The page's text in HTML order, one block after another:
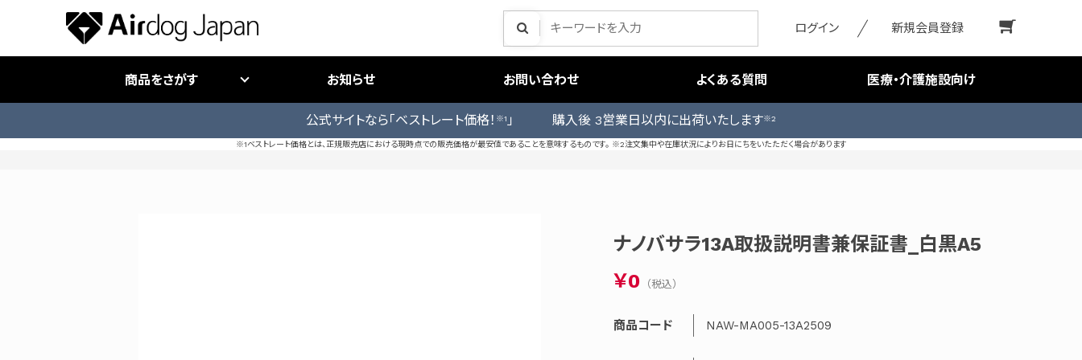
ログイン 新規会員登録
商品をさがす お知らせ お問い合わせ よくある質問 医療・介護施設向け
公式サイトなら「ベストレート価格！ ※1 」 購入後 3営業日以内に出荷いたします※2
※1ベストレート価格とは、正規販売店における現時点での販売価格が最安値であることを意味するものです。 ※2注文集中や在庫状況によりお日にちをいたただく場合があります
ナノバサラ13A取扱説明書兼保証書_白黒A5
￥0
商品コード NAW-MA005-13A2509